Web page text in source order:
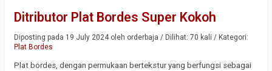
Ditributor Plat Bordes Super Kokoh
Diposting pada 19 July 2024 oleh orderbaja / Dilihat: 70 kali / Kategori:
Plat Bordes
Plat bordes, dengan permukaan bertekstur yang berfungsi sebagai